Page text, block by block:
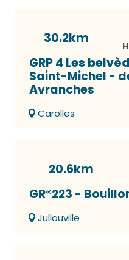
30.2km
GRP 4 Les
Saint-Michel -
Avranches
Carolles
20.6km
GR®223 -
Jullouville